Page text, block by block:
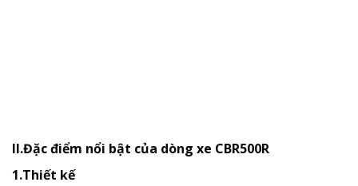
II.Đặc điểm nổi bật của dòng xe CBR500R
1.Thiết kế